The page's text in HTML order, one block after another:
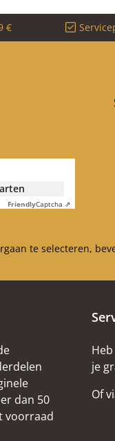
€
FriendlyCaptcha ⇗
te selecteren,
dan 50
voorraad
je
Of